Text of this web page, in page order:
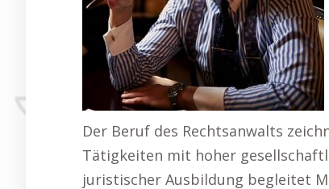
Der Beruf des Rechtsanwalts
Tätigkeiten mit hoher
juristischer Ausbildung begleitet